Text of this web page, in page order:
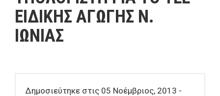
EΙΔΙΚΗΣ ΑΓΩΓΗΣ Ν.
ΙΩΝΙΑΣ
Δημοσιεύτηκε στις 05 Νοέμβριος, 2013 -